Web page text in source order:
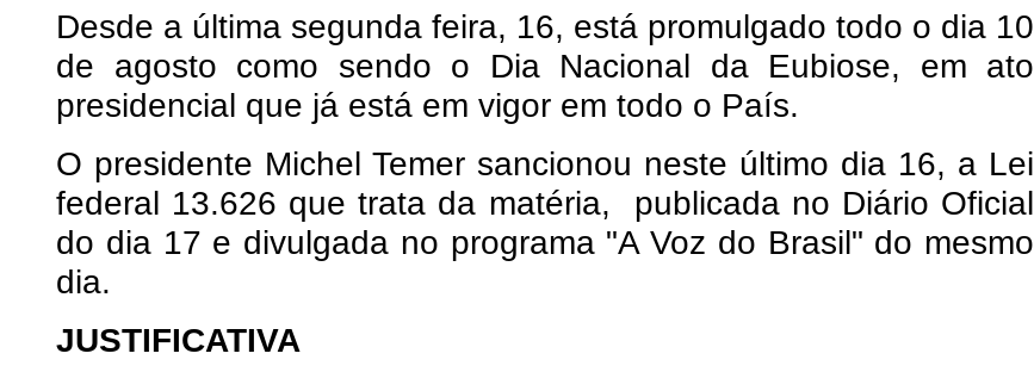
Desde a última segunda feira, 16, está promulgado todo o dia 10
de agosto como sendo o Dia Nacional da Eubiose, em ato
presidencial que já está em vigor em todo o País.
O presidente Michel Temer sancionou neste último dia 16, a Lei
federal 13.626 que trata da matéria, publicada no Diário Oficial
do dia 17 e divulgada no programa "A Voz do Brasil" do mesmo
dia.
JUSTIFICATIVA